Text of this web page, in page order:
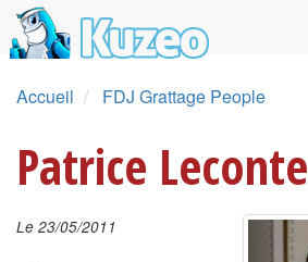
Accueil FDJ Grattage People
Patrice Leconte
Le 23/05/2011